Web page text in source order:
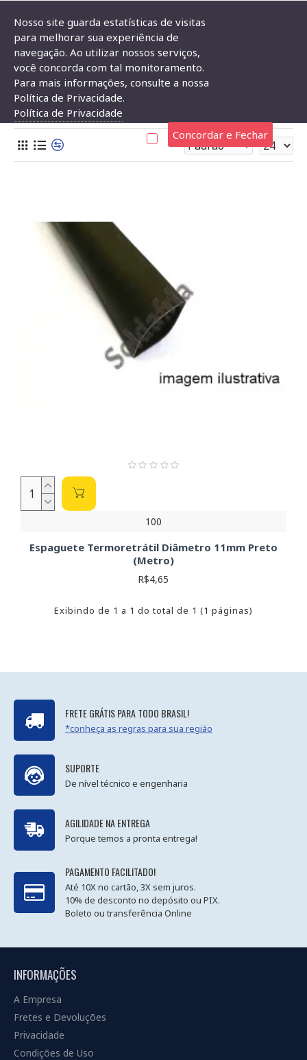
Componentes Eletrônicos Espaguete Termoretrátil
ESPAGUETE TERMORETRÁTIL 11MM
100
Espaguete Termoretrátil Diâmetro 11mm Preto
(Metro)
R$4,65
Exibindo de 1 a 1 do total de 1 (1 páginas)
FRETE GRÁTIS PARA TODO BRASIL!
*conheça as regras para sua região
SUPORTE
De nível técnico e engenharia
AGILIDADE NA ENTREGA
Porque temos a pronta entrega!
PAGAMENTO FACILITADO!
Até 10X no cartão, 3X sem juros.
10% de desconto no depósito ou PIX.
Boleto ou transferência Online
INFORMAÇÕES
A Empresa
Fretes e Devoluções
Privacidade
Condições de Uso
Nosso site guarda estatísticas de visitas
para melhorar sua experiência de
navegação. Ao utilizar nossos serviços,
você concorda com tal monitoramento.
Para mais informações, consulte a nossa
Política de Privacidade.
Política de Privacidade
Concordar e Fechar